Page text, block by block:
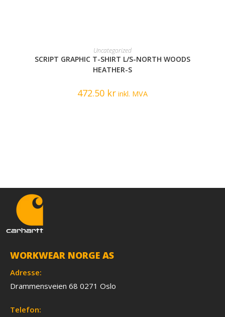
READ MORE
Uncategorized
SCRIPT GRAPHIC T-SHIRT L/S-NORTH WOODS
HEATHER-S
472.50 kr inkl. MVA
WORKWEAR NORGE AS
Adresse:
Drammensveien 68 0271 Oslo
Telefon: